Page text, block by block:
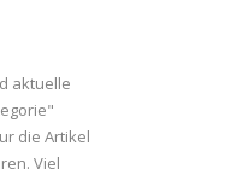
aktuelle
die Artikel
Viel